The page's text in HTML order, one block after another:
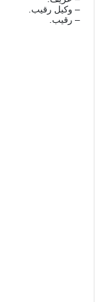
– وكيل رقيب.
– رقيب.